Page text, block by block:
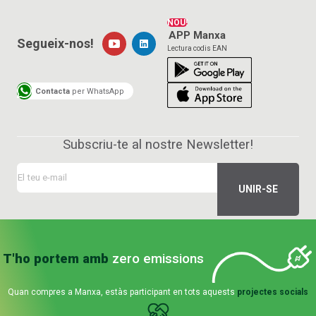
NOU!
APP Manxa
Lectura codis EAN
Segueix-nos!
Contacta per WhatsApp
Subscriu-te al nostre Newsletter!
T'ho portem amb zero emissions
Quan compres a Manxa, estàs participant en tots aquests projectes socials